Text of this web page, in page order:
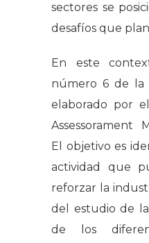
sectores se
desafíos que
En este
número 6 de la
elaborado por
Assessorament
El objetivo es
actividad que
reforzar la
del estudio de
de los